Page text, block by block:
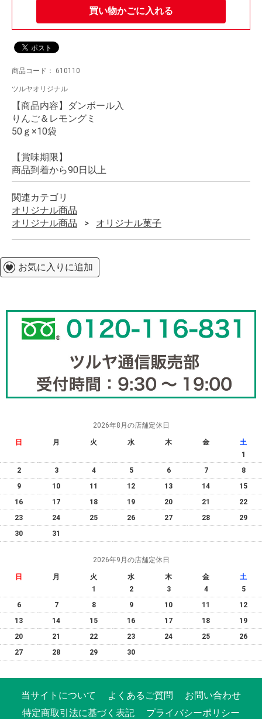
買い物かごに入れる
商品コード： 610110
ツルヤオリジナル
【商品内容】ダンボール入
りんご＆レモングミ
50ｇ×10袋
【賞味期限】
商品到着から90日以上
関連カテゴリ
オリジナル商品
オリジナル商品
オリジナル菓子
お気に入りに追加
2026年8月の店舗定休日
日 月 火 水 木 金
土
1
2
3 4 5 6 7
8
9
10 11 12 13 14
15
16
17 18 19 20 21
22
23
24 25 26 27 28
29
30
31
2026年9月の店舗定休日
日 月 火 水 木 金
土
1
2 3 4
5
6
7 8 9 10 11
12
13
14 15 16 17 18
19
20
21 22 23 24 25
26
27
28 29 30
当サイトについて よくあるご質問
お問い合わせ
特定商取引法に基づく表記
プライバシーポリシー